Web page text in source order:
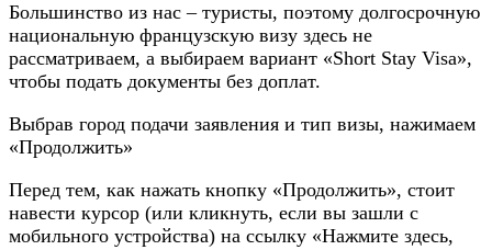
Большинство из нас – туристы, поэтому долгосрочную
национальную французскую визу здесь не
рассматриваем, а выбираем вариант «Short Stay Visa»,
чтобы подать документы без доплат.
Выбрав город подачи заявления и тип визы, нажимаем
«Продолжить»
Перед тем, как нажать кнопку «Продолжить», стоит
навести курсор (или кликнуть, если вы зашли с
мобильного устройства) на ссылку «Нажмите здесь,